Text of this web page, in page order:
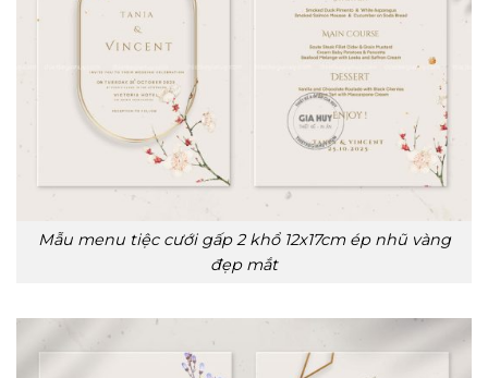
Mẫu menu tiệc cưới gấp 2 khổ 12x17cm ép nhũ vàng
đẹp mắt